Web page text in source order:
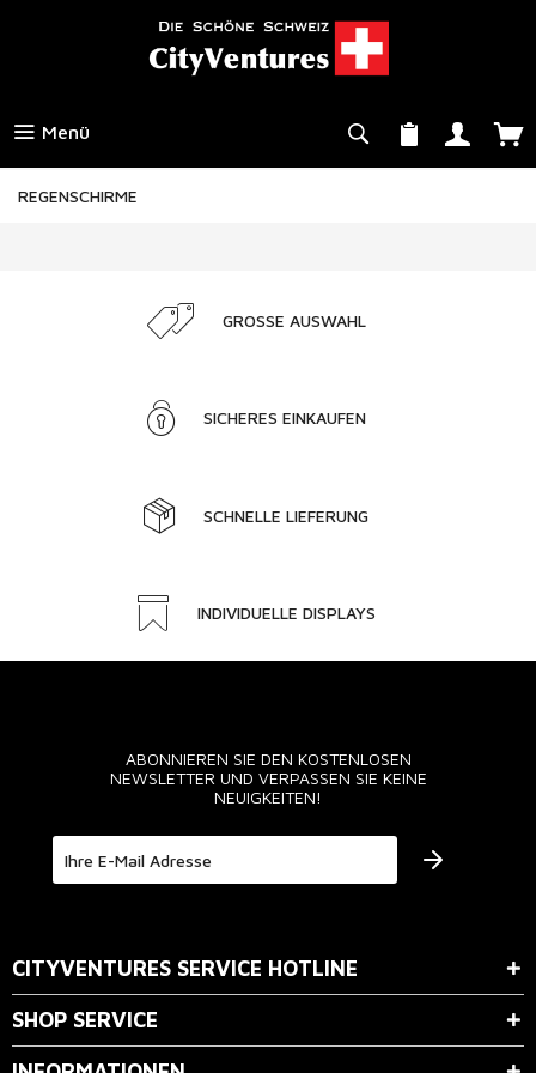
Menü
REGENSCHIRME
GROSSE AUSWAHL
SICHERES EINKAUFEN
SCHNELLE LIEFERUNG
INDIVIDUELLE DISPLAYS
ABONNIEREN SIE DEN KOSTENLOSEN
NEWSLETTER UND VERPASSEN SIE KEINE
NEUIGKEITEN!
CITYVENTURES SERVICE HOTLINE
SHOP SERVICE